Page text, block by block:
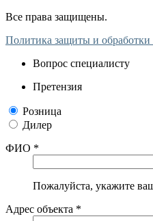
Все права защищены.
Политика защиты и
Вопрос специалисту
Претензия
Розница
Дилер
ФИО *
Пожалуйста, укажите
Адрес объекта *